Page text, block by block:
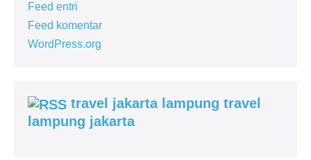
Feed entri
Feed komentar
WordPress.org
travel jakarta lampung travel
lampung jakarta